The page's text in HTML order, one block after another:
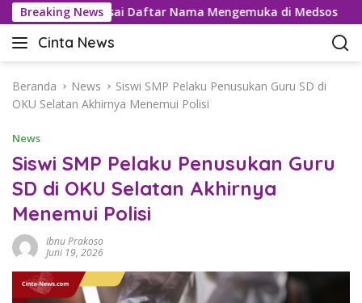
a
Breaking News
Usai Daftar Nama Mengemuka di Medsos
Cinta News
C
n
t
N
e
w
–
a
a
r
Beranda News
Siswi SMP Pelaku Penusukan Guru SD di
OKU Selatan Akhirnya Menemui Polisi
News
Siswi SMP Pelaku Penusukan Guru
SD di OKU Selatan Akhirnya
Menemui Polisi
Ibnu Prakoso
Juni 19, 2026